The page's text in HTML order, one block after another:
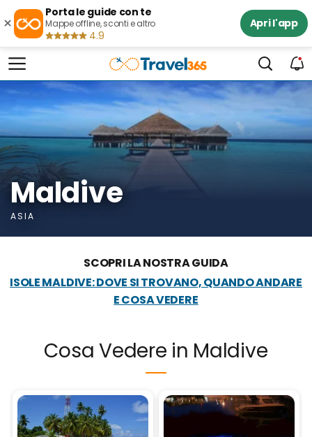
×
Porta le guide con te
Mappe offline, sconti e altro
4.9
Apri l'app
Maldive
ASIA
SCOPRI LA NOSTRA GUIDA
ISOLE MALDIVE: DOVE SI TROVANO, QUANDO ANDARE
E COSA VEDERE
Cosa Vedere in Maldive